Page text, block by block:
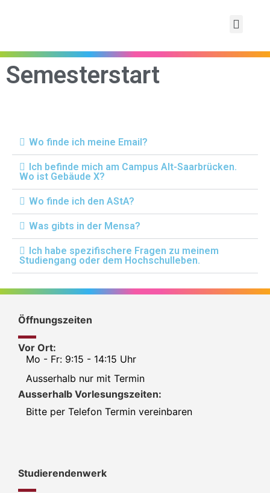
Semesterstart
Wo finde ich meine Email?
Ich befinde mich am Campus Alt-Saarbrücken.
Wo ist Gebäude X?
Wo finde ich den AStA?
Was gibts in der Mensa?
Ich habe spezifischere Fragen zu meinem
Studiengang oder dem Hochschulleben.
Öffnungszeiten
Vor Ort:
Mo - Fr: 9:15 - 14:15 Uhr
Ausserhalb nur mit Termin
Ausserhalb Vorlesungszeiten:
Bitte per Telefon Termin vereinbaren
Studierendenwerk